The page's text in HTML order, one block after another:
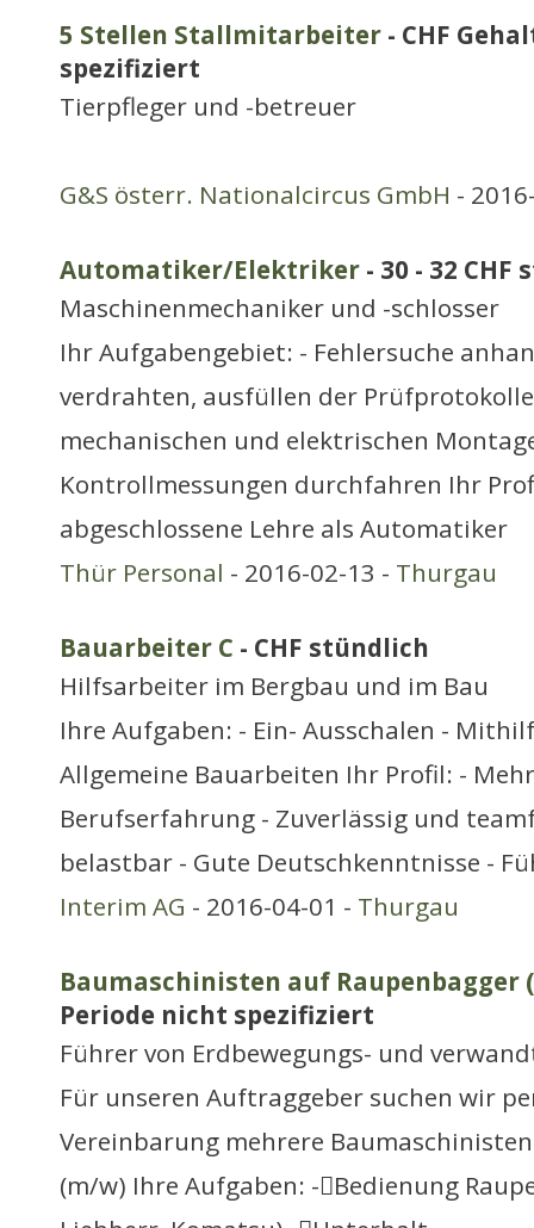
5 Stellen Stallmitarbeiter - CHF
spezifiziert
Tierpfleger und -betreuer
G&S österr. Nationalcircus GmbH -
Automatiker/Elektriker - 30 - 32
Maschinenmechaniker und -schlosser
Ihr Aufgabengebiet: - Fehlersuche
verdrahten, ausfüllen der
mechanischen und elektrischen
Kontrollmessungen durchfahren Ihr
abgeschlossene Lehre als Automatiker
Thür Personal - 2016-02-13 - Thurgau
Bauarbeiter C - CHF stündlich
Hilfsarbeiter im Bergbau und im Bau
Ihre Aufgaben: - Ein- Ausschalen -
Allgemeine Bauarbeiten Ihr Profil: -
Berufserfahrung - Zuverlässig und
belastbar - Gute Deutschkenntnisse -
Interim AG - 2016-04-01 - Thurgau
Baumaschinisten auf Raupenbagger
Periode nicht spezifiziert
Führer von Erdbewegungs- und
Für unseren Auftraggeber suchen wir
Vereinbarung mehrere
(m/w) Ihre Aufgaben: -Bedienung